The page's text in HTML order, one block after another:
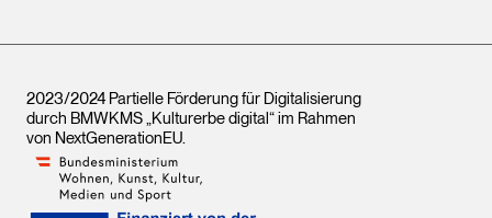
2023/2024 Partielle Förderung für Digitalisierung
durch BMWKMS „Kulturerbe digital“ im Rahmen
von NextGenerationEU.